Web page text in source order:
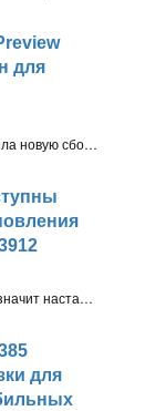
для
Компания Microsoft выпустила новую сборку Windows 10 для участников программы Windows Insider с приоритетом получения обновления fast ring, которая доступна для компьютеров и мобильных устройств
Сегодня вторник патчей, а значит настало время для новых накопительных обновлений для устройств Windows 10, работающих на версиях системы 10240 и 10586. Рассмотрим основные улучшения и изменения
для